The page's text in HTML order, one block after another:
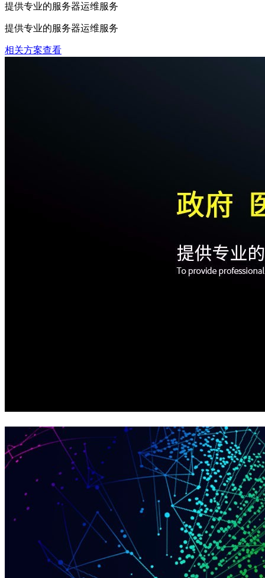
提供专业的服务器运维服务
提供专业的服务器运维服务
相关方案查看